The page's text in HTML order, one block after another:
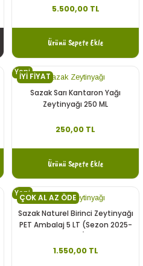
5.500,00 TL
Ürünü Sepete Ekle
İYİ FİYAT
Yeni Sazak Zeytinyağı
Sazak Sarı Kantaron Yağı
Zeytinyağı 250 ML
250,00 TL
Ürünü Sepete Ekle
ÇOK AL AZ ÖDE
Yeni Sazak Zeytinyağı
Sazak Naturel Birinci Zeytinyağı
PET Ambalaj 5 LT (Sezon 2025-
1.550,00 TL